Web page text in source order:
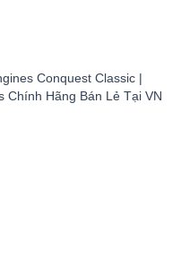
Conquest Classic |
Chính Hãng Bán Lẻ Tại VN